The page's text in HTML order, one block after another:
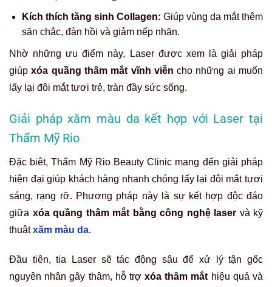
Kích thích tăng sinh Collagen: Giúp vùng da mắt thêm
săn chắc, đàn hồi và giảm nếp nhăn.
Nhờ những ưu điểm này, Laser được xem là giải pháp
giúpxóa quầng thâm mắt vĩnh viễn cho những ai muốn
lấy lại đôi mắt tươi trẻ, tràn đầy sức sống.
Giải pháp xăm màu da kết hợp với Laser tại
Thẩm Mỹ Rio
Đặc biêt, Thẩm Mỹ Rio Beauty Clinic mang đến giải pháp
hiện đại giúp khách hàng nhanh chóng lấy lại đôi mắt tươi
sáng, rạng rỡ. Phương pháp này là sự kết hợp độc đáo
giữa xóa quầng thâm mắt bằng công nghệ laser và kỹ
thuậtxăm màu da.
Đầu tiên, tia Laser sẽ tác động sâu để xử lý tận gốc
nguyên nhân gây thâm, hỗ trợxóa thâm mắt hiệu quả và